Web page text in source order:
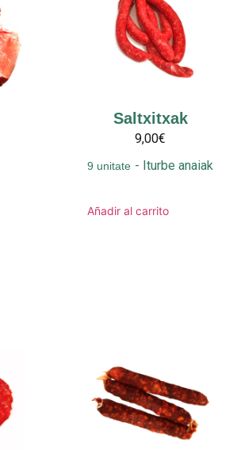
Saltxitxak
9,00€
9 unitate - Iturbe anaiak
Añadir al carrito